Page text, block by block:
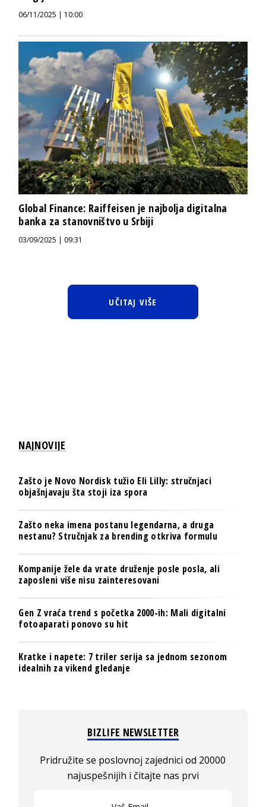
06/11/2025 | 10:00
Global Finance: Raiffeisen je najbolja digitalna
banka za stanovništvo u Srbiji
03/09/2025 | 09:31
UČITAJ VIŠE
NAJNOVIJE
Zašto je Novo Nordisk tužio Eli Lilly: stručnjaci
objašnjavaju šta stoji iza spora
Zašto neka imena postanu legendarna, a druga
nestanu? Stručnjak za brending otkriva formulu
Kompanije žele da vrate druženje posle posla, ali
zaposleni više nisu zainteresovani
Gen Z vraća trend s početka 2000-ih: Mali digitalni
fotoaparati ponovo su hit
Kratke i napete: 7 triler serija sa jednom sezonom
idealnih za vikend gledanje
BIZLIFE NEWSLETTER
Pridružite se poslovnoj zajednici od 20000
najuspešnijih i čitajte nas prvi